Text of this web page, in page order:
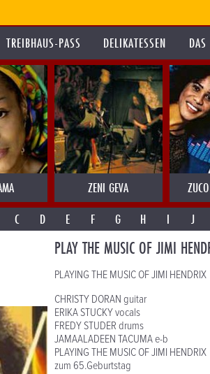
TREIBHAUS-PASS DELIKATESSEN
ZENI GEVA
C D E F G H I J
PLAY THE MUSIC OF JIMI
PLAYING THE MUSIC OF JIMI HENDRIX
CHRISTY DORAN guitar
ERIKA STUCKY vocals
FREDY STUDER drums
JAMAALADEEN TACUMA e-b
PLAYING THE MUSIC OF JIMI HENDRIX
zum 65.Geburtstag